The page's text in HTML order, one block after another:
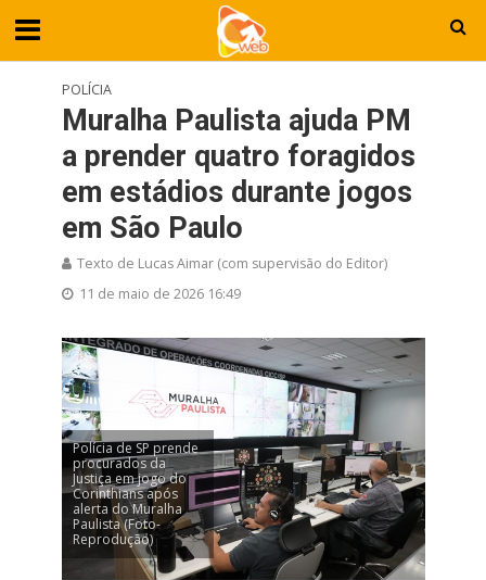
POLÍCIA
Muralha Paulista ajuda PM
a prender quatro foragidos
em estádios durante jogos
em São Paulo
Texto de Lucas Aimar (com supervisão do Editor)
11 de maio de 2026 16:49
Polícia de SP prende
procurados da
Justiça em jogo do
Corinthians após
alerta do Muralha
Paulista (Foto-
Reprodução)